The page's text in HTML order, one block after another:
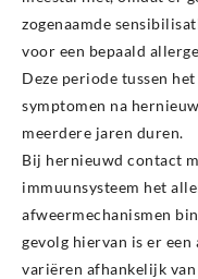
zogenaamde
voor een bepaald
Deze periode tussen
symptomen na
meerdere jaren duren.
Bij hernieuwd contact
immuunsysteem het
afweermechanismen
gevolg hiervan is er
variëren afhankelijk van